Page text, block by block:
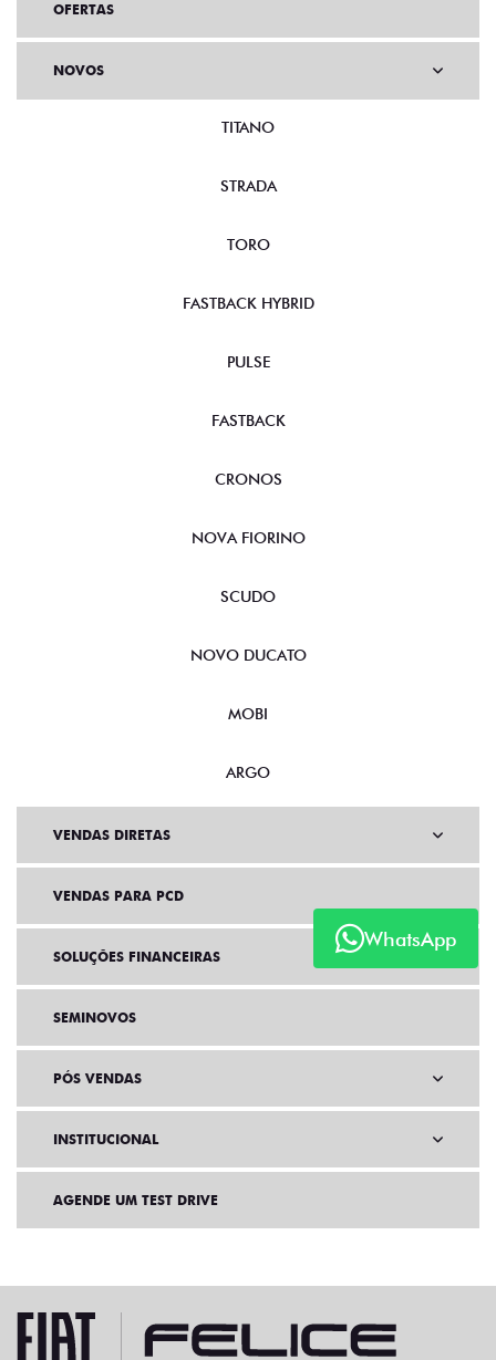
WhatsApp
OFERTAS
NOVOS
TITANO
STRADA
TORO
FASTBACK HYBRID
PULSE
FASTBACK
CRONOS
NOVA FIORINO
SCUDO
NOVO DUCATO
MOBI
ARGO
VENDAS DIRETAS
VENDAS PARA PCD
SOLUÇÕES FINANCEIRAS
SEMINOVOS
PÓS VENDAS
INSTITUCIONAL
AGENDE UM TEST DRIVE